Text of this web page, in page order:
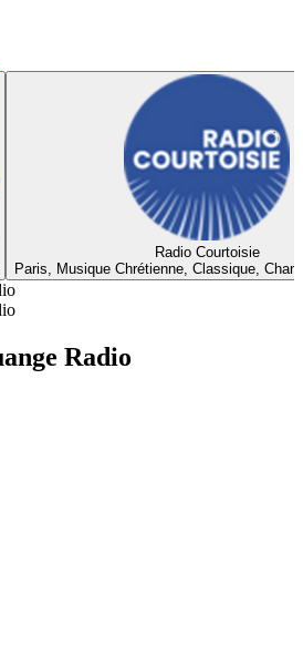
Radio Courtoisie
Paris, Musique Chrétienne, Classique,
Radio